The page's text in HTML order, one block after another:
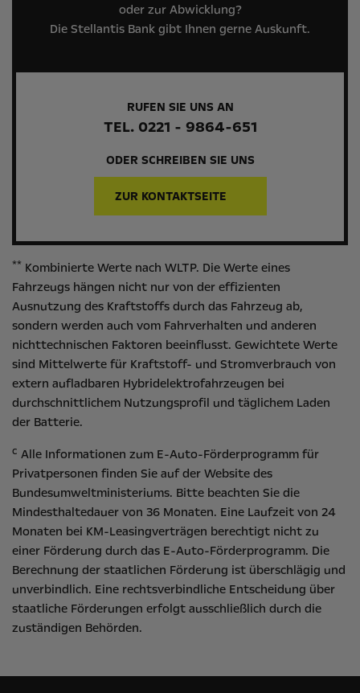
oder zur Abwicklung?
Die Stellantis Bank gibt Ihnen gerne Auskunft.
RUFEN SIE UNS AN
TEL. 0221 - 9864-651
ODER SCHREIBEN SIE UNS
ZUR KONTAKTSEITE
** Kombinierte Werte nach WLTP. Die Werte eines
Fahrzeugs hängen nicht nur von der effizienten
Ausnutzung des Kraftstoffs durch das Fahrzeug ab,
sondern werden auch vom Fahrverhalten und anderen
nichttechnischen Faktoren beeinflusst. Gewichtete Werte
sind Mittelwerte für Kraftstoff- und Stromverbrauch von
extern aufladbaren Hybridelektrofahrzeugen bei
durchschnittlichem Nutzungsprofil und täglichem Laden
der Batterie.
c Alle Informationen zum E-Auto-Förderprogramm für
Privatpersonen finden Sie auf der Website des
Bundesumweltministeriums. Bitte beachten Sie die
Mindesthaltedauer von 36 Monaten. Eine Laufzeit von 24
Monaten bei KM-Leasingverträgen berechtigt nicht zu
einer Förderung durch das E-Auto-Förderprogramm. Die
Berechnung der staatlichen Förderung ist überschlägig und
unverbindlich. Eine rechtsverbindliche Entscheidung über
staatliche Förderungen erfolgt ausschließlich durch die
zuständigen Behörden.